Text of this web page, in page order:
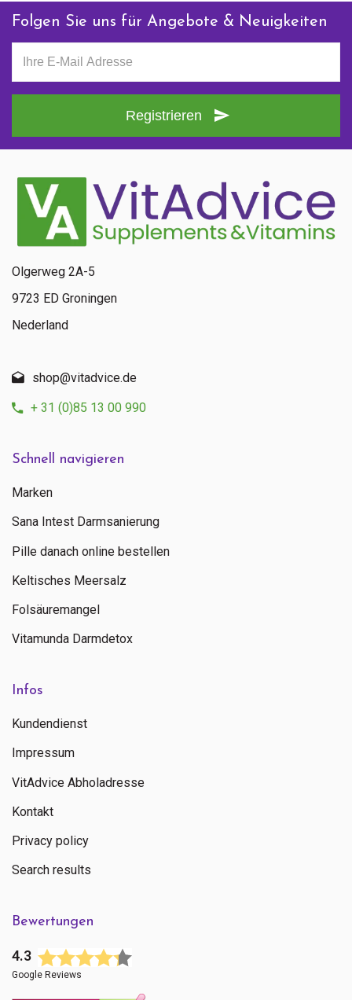
Folgen Sie uns für Angebote & Neuigkeiten
Registrieren
Schnell navigieren
Marken
Sana Intest Darmsanierung
Pille danach online bestellen
Keltisches Meersalz
Folsäuremangel
Vitamunda Darmdetox
Infos
Kundendienst
Impressum
VitAdvice Abholadresse
Kontakt
Privacy policy
Search results
Bewertungen
4.3
Google Reviews
Olgerweg 2A-5
9723 ED Groningen
Nederland
shop@vitadvice.de
+ 31 (0)85 13 00 990